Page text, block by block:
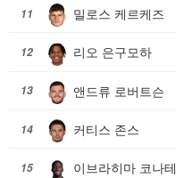
11 밀로스 케르케즈
12 리오 은구모하
13 앤드류 로버트슨
14 커티스 존스
15 이브라히마 코나테